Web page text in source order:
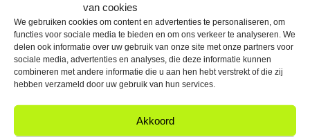
van cookies
We gebruiken cookies om content en advertenties te personaliseren, om
functies voor sociale media te bieden en om ons verkeer te analyseren. We
delen ook informatie over uw gebruik van onze site met onze partners voor
sociale media, advertenties en analyses, die deze informatie kunnen
combineren met andere informatie die u aan hen hebt verstrekt of die zij
hebben verzameld door uw gebruik van hun services.
Akkoord
Type: Halogeen lamp
Fitting: R7s
Lengte: 78mm
Vermogen: 80W
Spanning: 230V
Lichtopbrengst: 1380 lumen
Kleurweergave-index: RA 100